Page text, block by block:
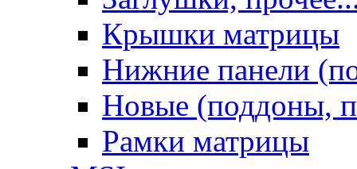
Крышки матрицы
Нижние панели
Новые (поддоны,
Рамки матрицы